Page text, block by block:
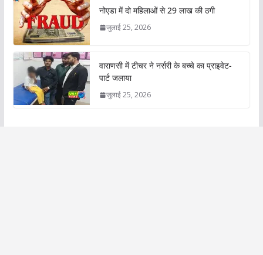
नोएडा में दो महिलाओं से 29 लाख की ठगी
जुलाई 25, 2026
वाराणसी में टीचर ने नर्सरी के बच्चे का प्राइवेट-
पार्ट जलाया
जुलाई 25, 2026